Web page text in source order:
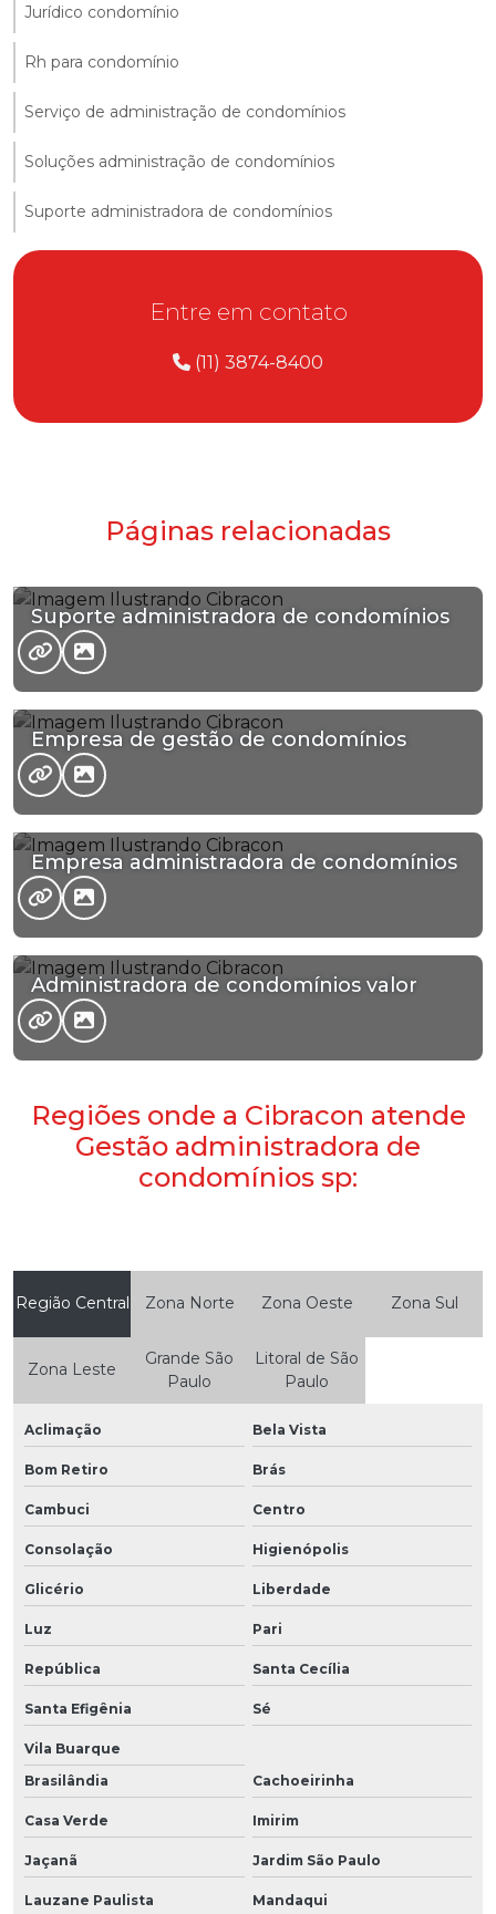
Jurídico condomínio
Rh para condomínio
Serviço de administração de condomínios
Soluções administração de condomínios
Suporte administradora de condomínios
Entre em contato
(11) 3874-8400
Páginas relacionadas
Suporte administradora de condomínios
Empresa de gestão de condomínios
Empresa administradora de condomínios
Administradora de condomínios valor
Regiões onde a Cibracon atende
Gestão administradora de
condomínios sp:
Região Central Zona Norte Zona Oeste Zona Sul
Zona Leste
Grande São
Paulo
Litoral de São
Paulo
Aclimação Bela Vista
Bom Retiro Brás
Cambuci Centro
Consolação Higienópolis
Glicério Liberdade
Luz Pari
República Santa Cecília
Santa Efigênia Sé
Vila Buarque
Brasilândia
Cachoeirinha
Casa Verde Imirim
Jaçanã Jardim São Paulo
Lauzane Paulista Mandaqui